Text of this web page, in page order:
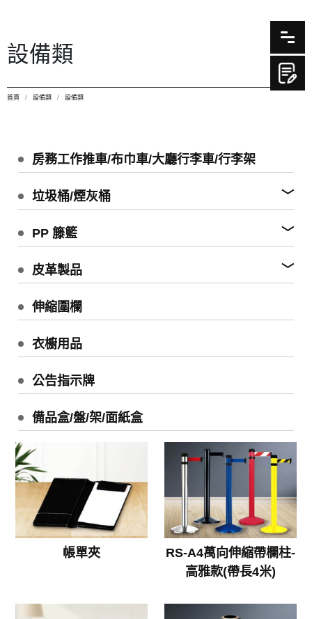
設備類
首頁 設備類 設備類
房務工作推車/布巾車/大廳行李車/行李架
垃圾桶/煙灰桶
PP 籐籃
皮革製品
伸縮圍欄
衣櫥用品
公告指示牌
備品盒/盤/架/面紙盒
帳單夾
RS-A4萬向伸縮帶欄柱-
高雅款(帶長4米)